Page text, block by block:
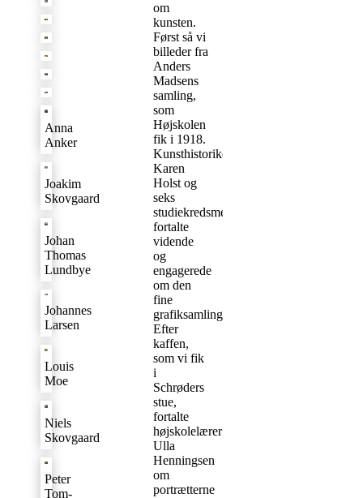
Anna
Anker
Joakim
Skovgaard
Johan
Thomas
Lundbye
Johannes
Larsen
Louis
Moe
Niels
Skovgaard
Peter
Tom-
om
kunsten.
Først så vi
billeder fra
Anders
Madsens
samling,
som
Højskolen
fik i 1918.
Kunsthistoriker
Karen
Holst og
seks
studiekredsmedlemmer
fortalte
vidende
og
engagerede
om den
fine
grafiksamling.
Efter
kaffen,
som vi fik
i
Schrøders
stue,
fortalte
højskolelærer
Ulla
Henningsen
om
portrætterne